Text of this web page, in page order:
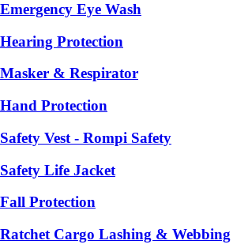
Emergency Eye Wash
Hearing Protection
Masker & Respirator
Hand Protection
Safety Vest - Rompi Safety
Safety Life Jacket
Fall Protection
Ratchet Cargo Lashing & Webbing